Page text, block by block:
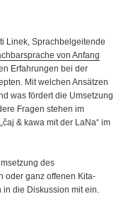
Linek, Sprachbelgeitende
von Anfang
Erfahrungen bei der
Mit welchen Ansätzen
was fördert die Umsetzung
Fragen stehen im
& kawa mit der LaNa“ im
des
oder ganz offenen Kita-
in die Diskussion mit ein.